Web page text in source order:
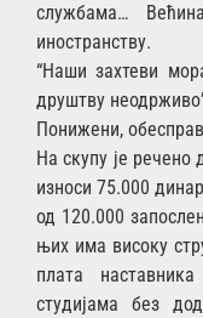
службама…
иностранству.
“Наши захтеви
друштву
Понижени,
На скупу је речено
износи 75.000
од 120.000
њих има високу
плата
студијама без